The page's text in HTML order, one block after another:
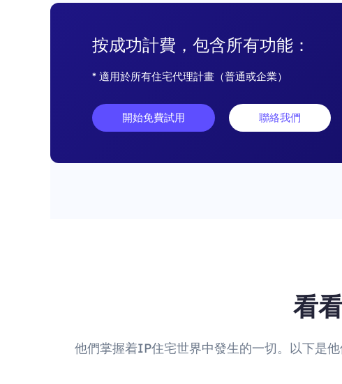
按成功計費，包含所有功能：
* 適用於所有住宅代理計畫（普通或企業）
開始免費試用 聯絡我們
看
他們掌握着IP住宅世界中發生的一切。以下是